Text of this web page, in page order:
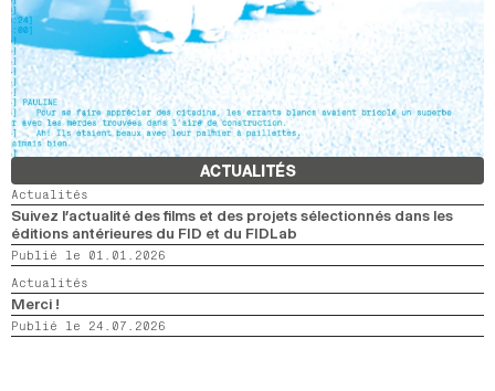
ACTUALITÉS
Actualités
Suivez l’actualité des films et des projets sélectionnés dans les
éditions antérieures du FID et du FIDLab
Publié le 01.01.2026
Actualités
Merci !
Publié le 24.07.2026